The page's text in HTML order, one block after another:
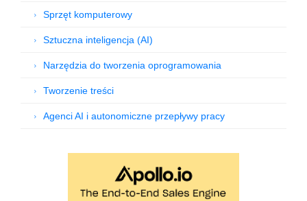
Sprzęt komputerowy
Sztuczna inteligencja (AI)
Narzędzia do tworzenia oprogramowania
Tworzenie treści
Agenci AI i autonomiczne przepływy pracy